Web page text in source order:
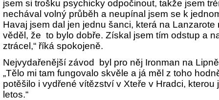
jsem si trošku psychicky odpočinout, takže jsem
nechával volný průběh a neupínal jsem se k
Havaj jsem dal jen jednu šanci, která na
věděl, že to bylo dobře. Získal jsem tím odstup a
ztrácel,“ říká spokojeně.
Nejvydařenější závod byl pro něj Ironman na
„Tělo mi tam fungovalo skvěle a já měl z toho
potěšilo i vydřené vítězství v Xteře v Hradci, kterou
letos.“